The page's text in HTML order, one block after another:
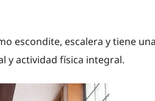
escondite, escalera y tiene
y actividad física integral.